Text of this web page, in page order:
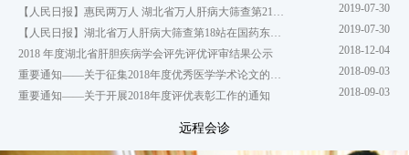
2019-07-30
2019-07-30
2018 年度湖北省肝胆疾病学会评先评优评审结果公示
2018-12-04
2018-09-03
重要通知——关于开展2018年度评优表彰工作的通知
2018-09-03
远程会诊